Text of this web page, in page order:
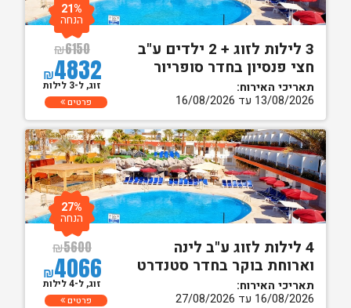
3 לילות לזוג + 2 ילדים ע"ב
חצי פנסיון בחדר סופריור
תאריכי האירוח:
13/08/2026 עד 16/08/2026
₪6150
₪4832
21%
הנחה
זוג, ל-3 לילות
פרטים
4 לילות לזוג ע"ב לינה
וארוחת בוקר בחדר סטנדרט
תאריכי האירוח:
16/08/2026 עד 27/08/2026
₪5600
₪4066
27%
הנחה
זוג, ל-4 לילות
פרטים